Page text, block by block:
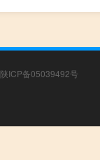
陕ICP备05039492号